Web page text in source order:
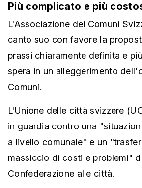
Più complicato e più
L'Associazione dei Comuni
canto suo con favore la
prassi chiaramente definita e
spera in un alleggerimento
Comuni.
L'Unione delle città svizzere
in guardia contro una
a livello comunale" e un
massiccio di costi e problemi"
Confederazione alle città.